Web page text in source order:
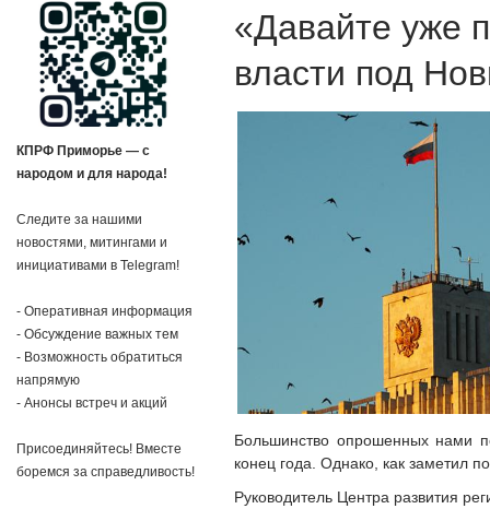
КПРФ Приморье — с
народом и для народа!
Следите за нашими
новостями, митингами и
инициативами в Telegram!
- Оперативная информация
- Обсуждение важных тем
- Возможность обратиться
напрямую
- Анонсы встреч и акций
Присоединяйтесь! Вместе
боремся за справедливость!
«Давайте уже
власти под
Большинство опрошенных нами
конец года. Однако, как заметил
Руководитель Центра развития